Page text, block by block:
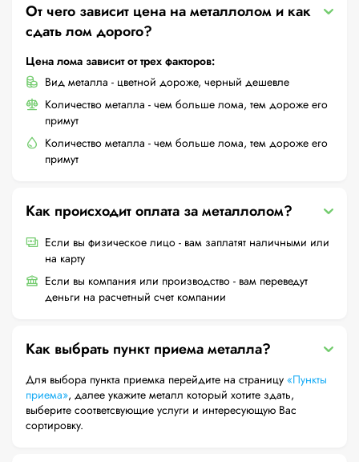
От чего зависит цена на металлолом и как
сдать лом дорого?
Цена лома зависит от трех факторов:
Вид металла - цветной дороже, черный дешевле
Количество металла - чем больше лома, тем дороже его
примут
Количество металла - чем больше лома, тем дороже его
примут
Как происходит оплата за металлолом?
Если вы физическое лицо - вам заплатят наличными или
на карту
Если вы компания или производство - вам переведут
деньги на расчетный счет компании
Как выбрать пункт приема металла?
Для выбора пункта приемка перейдите на страницу «Пункты
приема», далее укажите металл который хотите здать,
выберите соответсвующие услуги и интересующую Вас
сортировку.